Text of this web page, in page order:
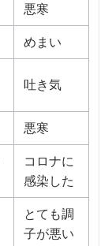
悪寒
めまい
吐き気
悪寒
コロナに
感染した
とても調
子が悪い